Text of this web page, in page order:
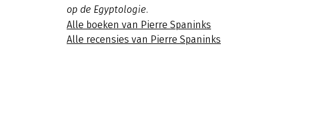
op de Egyptologie.
Alle boeken van Pierre Spaninks
Alle recensies van Pierre Spaninks